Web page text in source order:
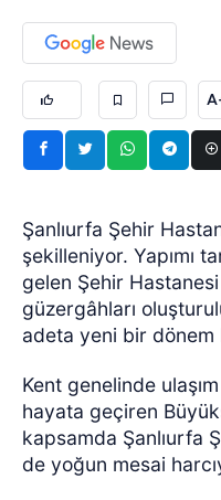
Şanlıurfa Şehir
şekilleniyor. Yapımı
gelen Şehir
güzergâhları
adeta yeni bir dönem
Kent genelinde ulaşım
hayata geçiren
kapsamda Şanlıurfa
de yoğun mesai